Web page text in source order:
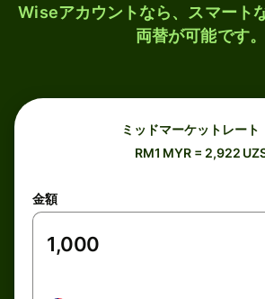
Wiseアカウントなら、スマート
両替が可能です。
ミッドマーケットレート
RM1 MYR = 2,922
金額